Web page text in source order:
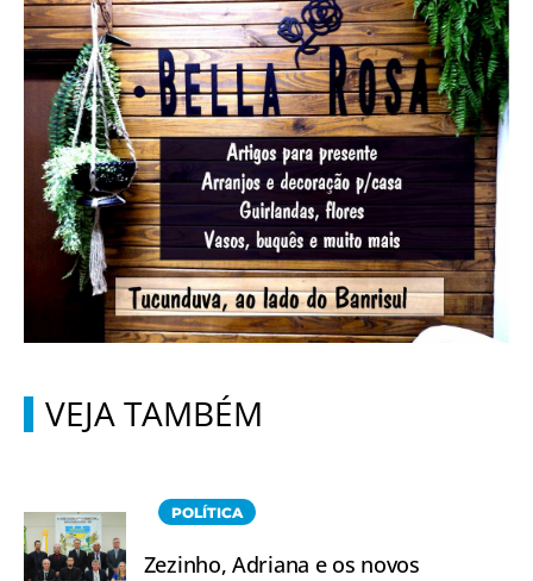
VEJA TAMBÉM
POLÍTICA
Zezinho, Adriana e os novos